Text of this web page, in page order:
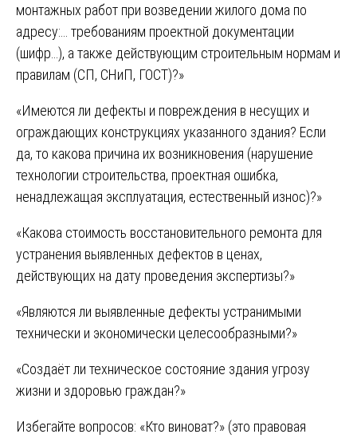
монтажных работ при возведении жилого дома по
адресу:… требованиям проектной документации
(шифр…), а также действующим строительным нормам и
правилам (СП, СНиП, ГОСТ)?»
«Имеются ли дефекты и повреждения в несущих и
ограждающих конструкциях указанного здания? Если
да, то какова причина их возникновения (нарушение
технологии строительства, проектная ошибка,
ненадлежащая эксплуатация, естественный износ)?»
«Какова стоимость восстановительного ремонта для
устранения выявленных дефектов в ценах,
действующих на дату проведения экспертизы?»
«Являются ли выявленные дефекты устранимыми
технически и экономически целесообразными?»
«Создаёт ли техническое состояние здания угрозу
жизни и здоровью граждан?»
Избегайте вопросов: «Кто виноват?» (это правовая